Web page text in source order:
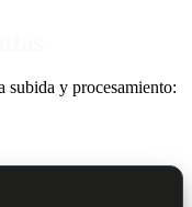
subida y procesamiento: